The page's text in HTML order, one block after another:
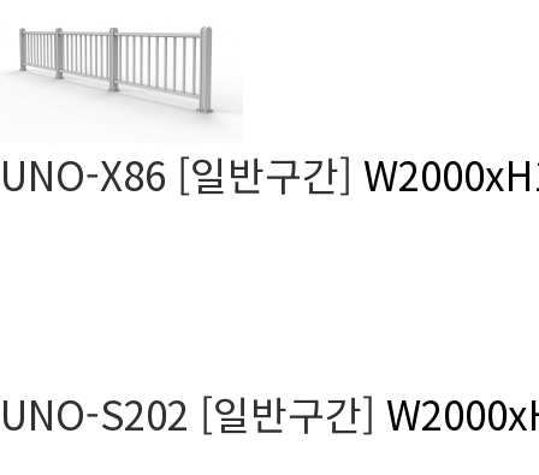
UNO-X86 [일반구간]
UNO-S202 [일반구간]